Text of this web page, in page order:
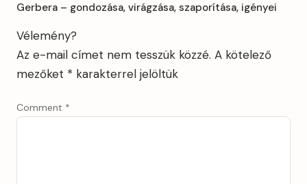
Gerbera – gondozása, virágzása, szaporítása, igényei
Vélemény?
Az e-mail címet nem tesszük közzé. A kötelező
mezőket * karakterrel jelöltük
Comment *